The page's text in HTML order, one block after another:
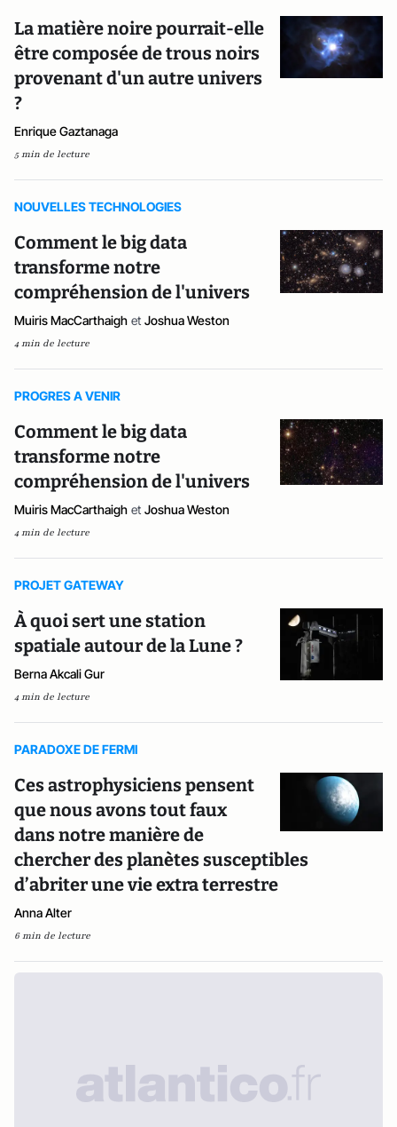
La matière noire pourrait-elle
être composée de trous noirs
provenant d'un autre univers
?
Enrique Gaztanaga
5 min de lecture
NOUVELLES TECHNOLOGIES
Comment le big data
transforme notre
compréhension de l'univers
Muiris MacCarthaigh et Joshua Weston
4 min de lecture
PROGRES A VENIR
Comment le big data
transforme notre
compréhension de l'univers
Muiris MacCarthaigh et Joshua Weston
4 min de lecture
PROJET GATEWAY
À quoi sert une station
spatiale autour de la Lune ?
Berna Akcali Gur
4 min de lecture
PARADOXE DE FERMI
Ces astrophysiciens pensent
que nous avons tout faux
dans notre manière de
chercher des planètes susceptibles
d’abriter une vie extra terrestre
Anna Alter
6 min de lecture